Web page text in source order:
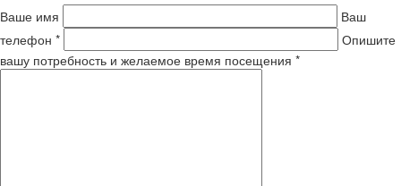
Ваше имя
Ваш
телефон *
Опишите
вашу потребность и желаемое время посещения *